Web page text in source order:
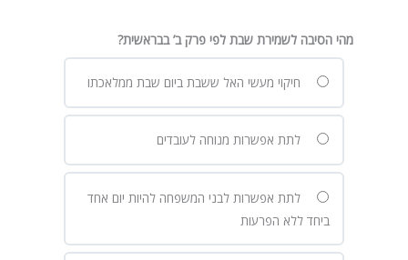
מהי הסיבה לשמירת שבת לפי פרק ב’ בבראשית?
חיקוי מעשי האל ששבת ביום שבת ממלאכתו
לתת אפשרות מנוחה לעובדים
לתת אפשרות לבני המשפחה להיות יום אחד
ביחד ללא הפרעות